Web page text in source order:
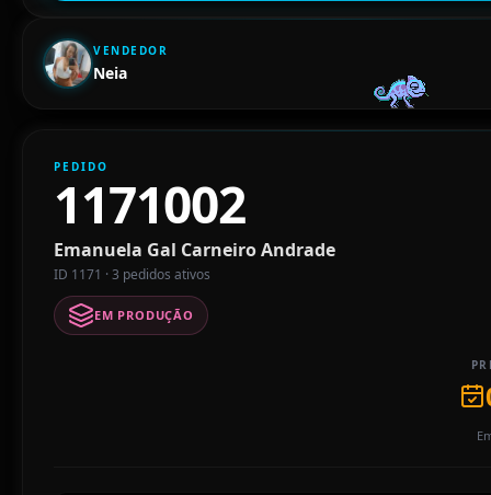
VENDEDOR
Neia
PEDIDO
1171002
Emanuela Gal Carneiro Andrade
ID 1171 · 3 pedidos ativos
EM PRODUÇÃO